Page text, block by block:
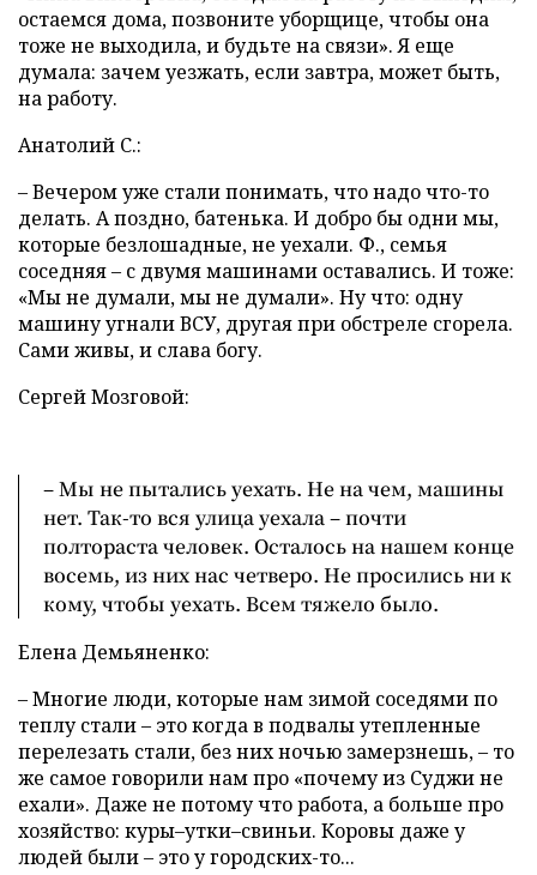
остаемся дома, позвоните уборщице, чтобы она
тоже не выходила, и будьте на связи». Я еще
думала: зачем уезжать, если завтра, может быть,
на работу.
Анатолий С.:
– Вечером уже стали понимать, что надо что-то
делать. А поздно, батенька. И добро бы одни мы,
которые безлошадные, не уехали. Ф., семья
соседняя – с двумя машинами оставались. И тоже:
«Мы не думали, мы не думали». Ну что: одну
машину угнали ВСУ, другая при обстреле сгорела.
Сами живы, и слава богу.
Сергей Мозговой:
– Мы не пытались уехать. Не на чем, машины
нет. Так-то вся улица уехала – почти
полтораста человек. Осталось на нашем конце
восемь, из них нас четверо. Не просились ни к
кому, чтобы уехать. Всем тяжело было.
Елена Демьяненко:
– Многие люди, которые нам зимой соседями по
теплу стали – это когда в подвалы утепленные
перелезать стали, без них ночью замерзнешь, – то
же самое говорили нам про «почему из Суджи не
ехали». Даже не потому что работа, а больше про
хозяйство: куры–утки–свиньи. Коровы даже у
людей были – это у городских-то...